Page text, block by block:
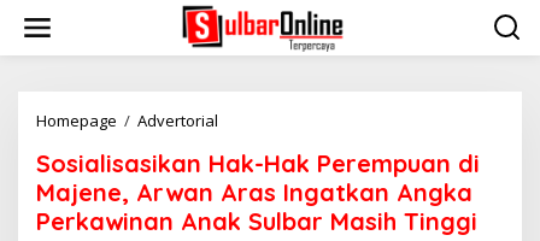
i
Homepage / Advertorial
s
a
l
Sosialisasikan Hak-Hak Perempuan di
Majene, Arwan Aras Ingatkan Angka
Perkawinan Anak Sulbar Masih Tinggi